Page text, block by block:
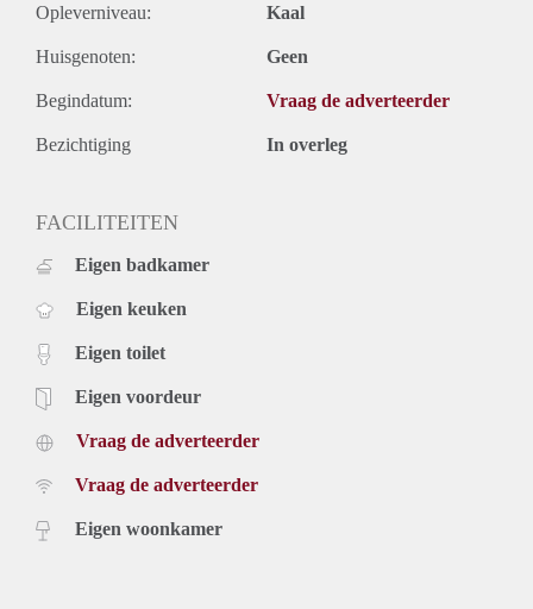
Opleverniveau: Kaal
Huisgenoten: Geen
Begindatum: Vraag de adverteerder
Bezichtiging In overleg
FACILITEITEN
Eigen badkamer
Eigen keuken
Eigen toilet
Eigen voordeur
Vraag de adverteerder
Vraag de adverteerder
Eigen woonkamer